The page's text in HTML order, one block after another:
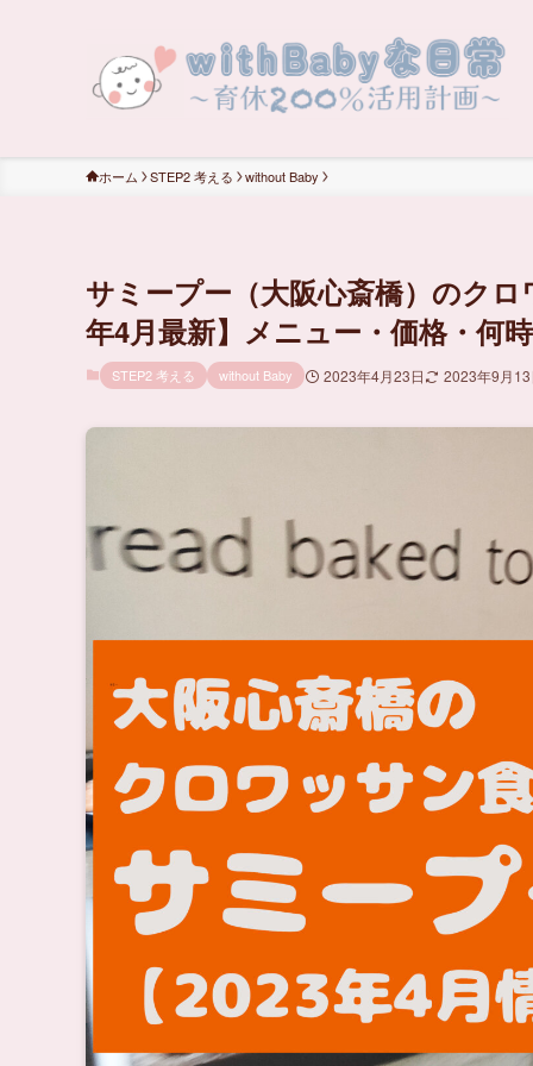
ホーム STEP2 考える without Baby
サミープー（大阪心斎橋）のク
年4月最新】メニュー・価格・何
STEP2 考える without Baby 2023年4月23日 2023年9月